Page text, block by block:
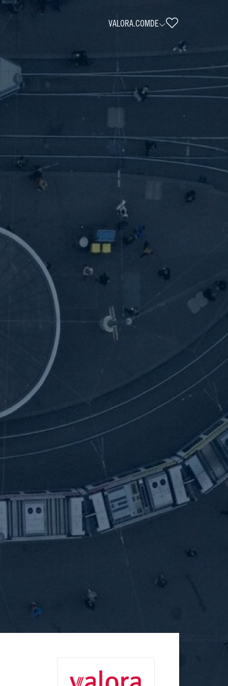
VALORA.COMDE
Corporate